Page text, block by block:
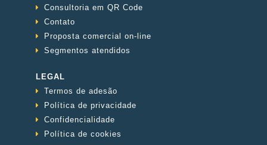
Consultoria em QR Code
Contato
Proposta comercial on-line
Segmentos atendidos
LEGAL
Termos de adesão
Política de privacidade
Confidencialidade
Política de cookies